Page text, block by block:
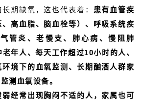
期缺氧，这也代表着： 患有血管疾
高血脂、脑血栓等）、呼吸系统疾
管炎、老慢支、肺心病、慢阻肺
年人、每天工作超过10小时的人、
境下的血氧监测、长期酗酒人群家
测血氧设备。
弱经常出现胸闷不适的人，家属也可